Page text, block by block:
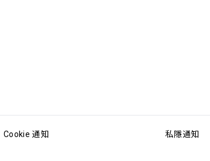
Cookie 通知 私隱通知